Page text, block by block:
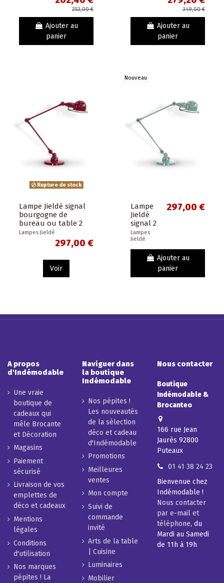
253,00 €
Ajouter au
panier
349,00 €
Ajouter au
panier
Rupture de stock
Lampe Jieldé signal
bourgogne de
bureau ou table 2
bras 30cm - design
Lampes Jieldé
297,00 €
Voir
Nouveau
Lampe
Jieldé
signal 2
bras
30cm
vert
Vespa -
Lampes
Jieldé
297,00 €
Ajouter au
panier
A propos
d'Indémodable
Une vraie
boutique de
cadeaux qui
mêle Brocante
et Décoration
Magasins
Paiement
sécurisé
Livraison de vos
emplettes de
déco et cadeaux
Mentions
légales
Conditions
d'utilisation
Nos marques
pépites ! La
Naviguer dans
la boutique
Indémodable
Nos pépites !
Les nouveautés
de la sélection
déco et cadeau
d'Indémodable
Promotions
Meilleures
ventes
Mon compte
Suivi de
commande
invité
Arts de la table
| Cuisine
Luminaires
Mobilier
Nous contacter
Boutique
Indémodable &
Brocanteo
166 rue Jean
Jaurès 92800
Puteaux
01 41 38 24 23
Bienvenue chez
Indémodable !
Nous contacter
par e-mail et
téléphone, du
Mardi au Samedi
de 11h à 19h